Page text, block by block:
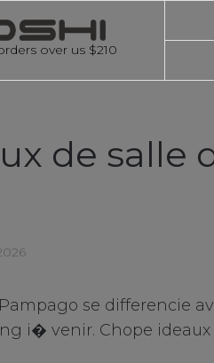
over us $210
de salle
se differencie
i� venir. Chope